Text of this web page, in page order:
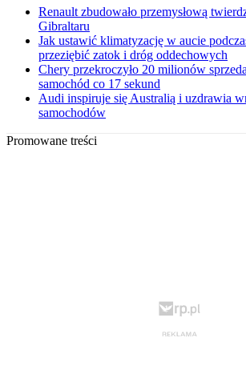
Renault zbudowało przemysłową
Gibraltaru
Jak ustawić klimatyzację w aucie
przeziębić zatok i dróg oddechowych
Chery przekroczyło 20 milionów
samochód co 17 sekund
Audi inspiruje się Australią i uzdrawia
samochodów
Promowane treści